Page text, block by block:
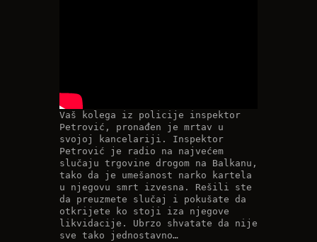
Vaš kolega iz policije inspektor
Petrović, pronađen je mrtav u
svojoj kancelariji. Inspektor
Petrović je radio na najvećem
slučaju trgovine drogom na Balkanu,
tako da je umešanost narko kartela
u njegovu smrt izvesna. Rešili ste
da preuzmete slučaj i pokušate da
otkrijete ko stoji iza njegove
likvidacije. Ubrzo shvatate da nije
sve tako jednostavno…